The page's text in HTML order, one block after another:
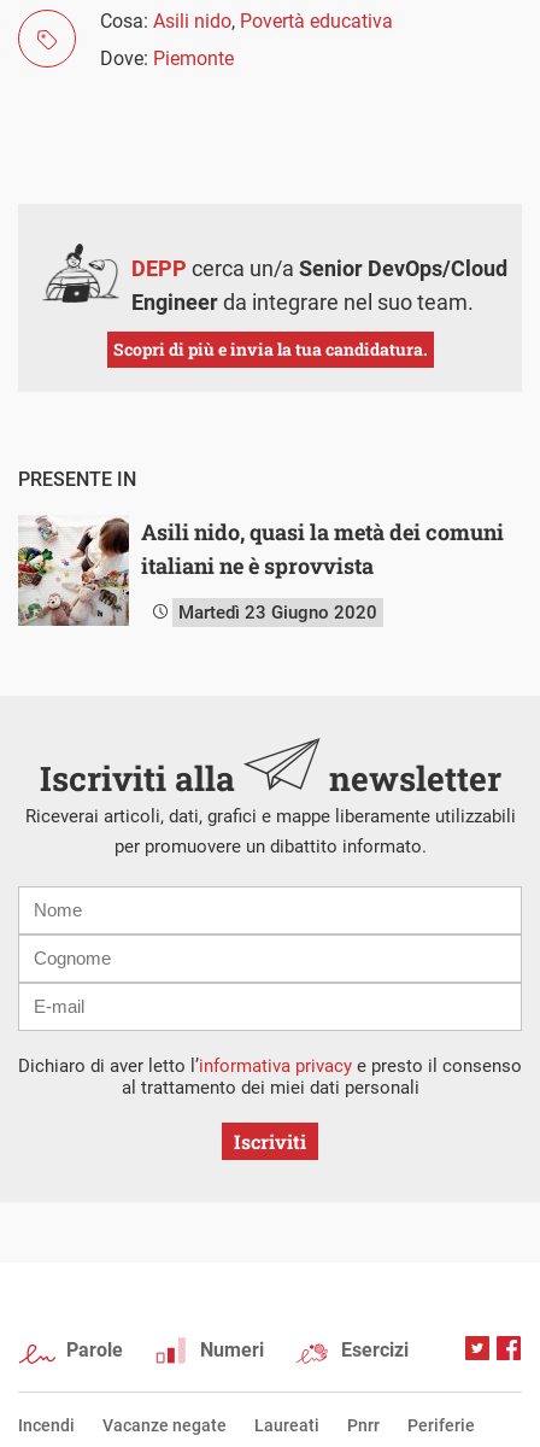
Cosa: Asili nido, Povertà educativa
Dove: Piemonte
DEPP cerca un/a Senior DevOps/Cloud
Engineerda integrare nel suo team.
Scopri di più e invia la tua candidatura.
PRESENTE IN
Asili nido, quasi la metà dei comuni
italiani ne è sprovvista
Martedì 23 Giugno 2020
Iscriviti alla newsletter
Riceverai articoli, dati, grafici e mappe liberamente utilizzabili
per promuovere un dibattito informato.
mail
Dichiaro di aver letto l’informativa privacy e presto il consenso
al trattamento dei miei dati personali
Iscriviti
Parole Numeri Esercizi
Incendi Vacanze negate Laureati Pnrr Periferie